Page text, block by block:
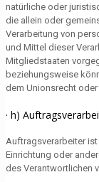
natürliche oder
die allein oder
Verarbeitung von
und Mittel dieser
Mitgliedstaaten
beziehungsweise
dem Unionsrecht
· h)
Auftragsverarbeiter
Einrichtung oder
des Verantwortlichen